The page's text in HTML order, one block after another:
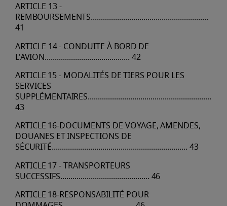
ARTICLE 13-
REMBOURSEMENTS..........................................................
41
ARTICLE 14- CONDUITE À BORD DE
L'AVION..........................................42
ARTICLE 15- MODALITÉS DETIERS POUR LES
SERVICES
SUPPLÉMENTAIRES
43
ARTICLE 16-DOCUMENTS DE VOYAGE,AMENDES,
DOUANES ETINSPECTIONS DE
SÉCURITÉ................................................................... 43
ARTICLE 17-TRANSPORTEURS
SUCCESSIFS............................................ 46
ARTICLE 18-RESPONSABILITÉ POUR